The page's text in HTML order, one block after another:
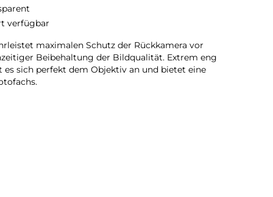
verfügbar
maximalen Schutz der Rückkamera vor
Beibehaltung der Bildqualität. Extrem eng
es sich perfekt dem Objektiv an und bietet eine